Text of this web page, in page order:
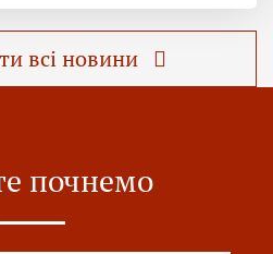
всі новини
почнемо